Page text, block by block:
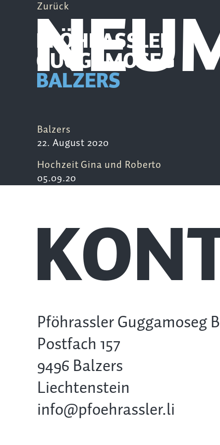
PFÖHRASSLER
GUGGAMOSEG
BALZERS
Zurück
Balzers
22. August 2020
Hochzeit Gina und Roberto
05.09.20
Pföhrassler Guggamoseg
Postfach 157
9496 Balzers
Liechtenstein
info@pfoehrassler.li